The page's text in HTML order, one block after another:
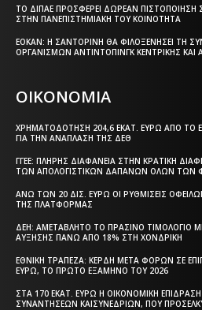
ΤΟ ΔΙΠΑΕ ΠΡΟΣΦΈΡΕΙ ΔΩΡΕΆΝ
ΣΤΗΝ ΠΑΝΕΠΙΣΤΗΜΙΑΚΉ ΤΟΥ ΚΟΙΝΌΤΗΤΑ
ΕΟΚΑΝ: Η ΣΑΝΤΟΡΊΝΗ ΘΑ ΦΙΛΟΞΕΝΉΣΕΙ ΤΗ
ΟΡΓΑΝΙΣΜΏΝ ΑΝΤΙΝΤΌΠΙΝΓΚ ΚΕΝΤΡΙΚΉΣ ΚΑΙ
ΟΙΚΟΝΟΜΙΑ
ΧΡΗΜΑΤΟΔΌΤΗΣΗ 204,6 ΕΚΑΤ. ΕΥΡΏ ΑΠΌ ΤΟ
ΓΙΑ ΤΗΝ ΑΝΆΠΛΑΣΗ ΤΗΣ ΔΕΘ
ΓΓΕΕ: ΠΛΉΡΗΣ ΔΙΑΦΆΝΕΙΑ ΣΤΗΝ ΚΡΑΤΙΚΉ
ΤΩΝ ΑΠΟΛΟΓΙΣΤΙΚΏΝ ΔΑΠΑΝΏΝ ΌΛΩΝ ΤΩΝ
ΆΝΩ ΤΩΝ 20 ΔΙΣ. ΕΥΡΏ ΟΙ ΡΥΘΜΊΣΕΙΣ
ΤΗΣ ΠΛΑΤΦΌΡΜΑΣ
ΔΕΗ: ΑΜΕΤΆΒΛΗΤΟ ΤΟ ΠΡΆΣΙΝΟ ΤΙΜΟΛΌΓΙΟ
ΑΎΞΗΣΗΣ ΠΆΝΩ ΑΠΌ 18% ΣΤΗ ΧΟΝΔΡΙΚΉ
ΕΘΝΙΚΉ ΤΡΆΠΕΖΑ: ΚΈΡΔΗ ΜΕΤΆ ΦΌΡΩΝ ΣΕ
ΕΥΡΏ, ΤΟ ΠΡΏΤΟ ΕΞΆΜΗΝΟ ΤΟΥ 2026
ΣΤΑ 170 ΕΚΑΤ. ΕΥΡΏ Η ΟΙΚΟΝΟΜΙΚΉ
ΣΥΝΑΝΤΉΣΕΩΝ ΚΑΙΣΥΝΕΔΡΊΩΝ, ΠΟΥ